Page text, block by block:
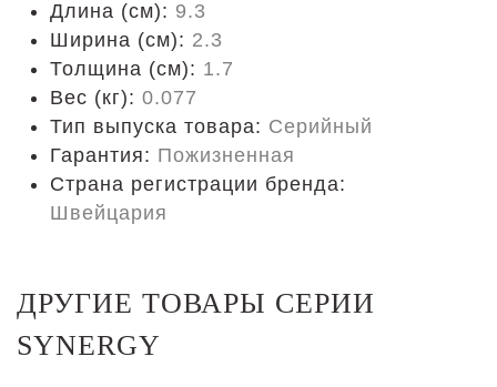
Длина (cм): 9.3
Ширина (см): 2.3
Толщина (см): 1.7
Вес (кг): 0.077
Тип выпуска товара: Серийный
Гарантия: Пожизненная
Страна регистрации бренда:
Швейцария
ДРУГИЕ ТОВАРЫ СЕРИИ
SYNERGY